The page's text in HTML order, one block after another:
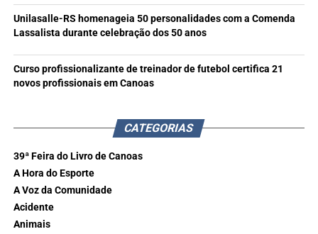
Unilasalle-RS homenageia 50 personalidades com a Comenda
Lassalista durante celebração dos 50 anos
Curso profissionalizante de treinador de futebol certifica 21
novos profissionais em Canoas
CATEGORIAS
39ª Feira do Livro de Canoas
A Hora do Esporte
A Voz da Comunidade
Acidente
Animais